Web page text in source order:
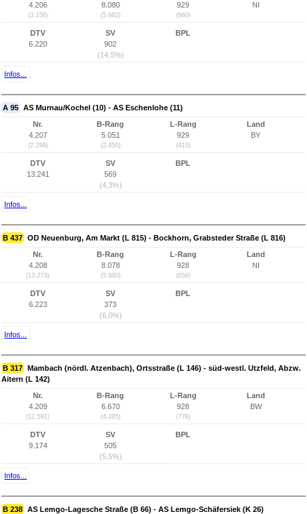
4.206
(3.156)
8.080
(5.682)
929
(660)
NI
DTV
6.220
SV
902
(14,5%)
BPL
Infos...
A 95 AS Murnau/Kochel (10) - AS Eschenlohe (11)
Nr.
4.207
(2.299)
B-Rang
5.051
(2.450)
L-Rang
929
(415)
Land
BY
DTV
13.241
SV
569
(4,3%)
BPL
Infos...
B 437 OD Neuenburg, Am Markt (L 815) - Bockhorn, Grabsteder Straße (L 816)
Nr.
4.208
(13.273)
B-Rang
8.078
(5.680)
L-Rang
928
(659)
Land
NI
DTV
6.223
SV
373
(6,0%)
BPL
Infos...
B 317 Mambach (nördl. Atzenbach), Ortsstraße (L 146) - süd-westl. Utzfeld, Abzw.
Aitern (L 142)
Nr.
4.209
(12.591)
B-Rang
6.670
(4.285)
L-Rang
928
(778)
Land
BW
DTV
9.174
SV
505
(5,5%)
BPL
Infos...
B 238 AS Lemgo-Lagesche Straße (B 66) - AS Lemgo-Schäfersiek (K 26)